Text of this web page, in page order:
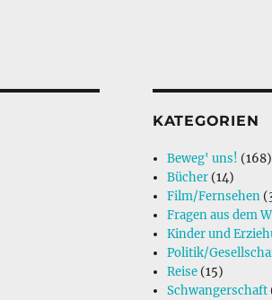
KATEGORIEN
Beweg' uns! (168)
Bücher (14)
Film/Fernsehen
Fragen aus dem
Kinder und
Politik/
Reise (15)
Schwangerschaft